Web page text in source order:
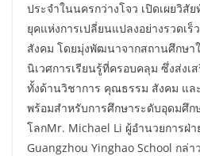
ประจำในนครกว่างโจว เปิดเผยวิสั
ยุคแห่งการเปลี่ยนแปลงอย่างรวดเร็
สังคม โดยมุ่งพัฒนาจากสถานศึกษา
นิเวศการเรียนรู้ที่ครอบคลุม ซึ่งส่ง
ทั้งด้านวิชาการ คุณธรรม สังคม แล
พร้อมสำหรับการศึกษาระดับอุดมศึก
โลกMr. Michael Li ผู้อำนวยการฝ่
Guangzhou Yinghao School กล่า